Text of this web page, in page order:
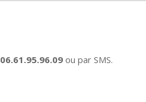
06.61.95.96.09 ou par SMS.